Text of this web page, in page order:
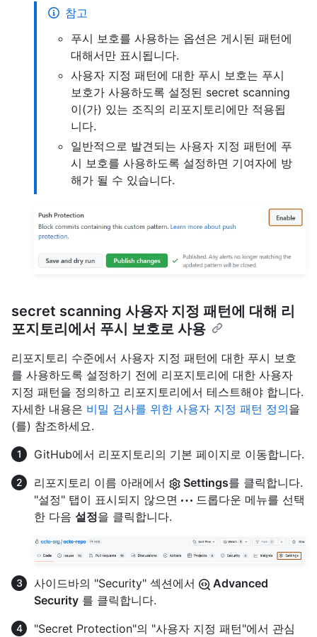
참고
푸시 보호를 사용하는 옵션은 게시된 패턴에
대해서만 표시됩니다.
사용자 지정 패턴에 대한 푸시 보호는 푸시
보호가 사용하도록 설정된 secret scanning
이(가) 있는 조직의 리포지토리에만 적용됩
니다.
일반적으로 발견되는 사용자 지정 패턴에 푸
시 보호를 사용하도록 설정하면 기여자에 방
해가 될 수 있습니다.
secret scanning 사용자 지정 패턴에 대해 리
포지토리에서 푸시 보호로 사용
리포지토리 수준에서 사용자 지정 패턴에 대한 푸시 보호
를 사용하도록 설정하기 전에 리포지토리에 대한 사용자
지정 패턴을 정의하고 리포지토리에서 테스트해야 합니다.
자세한 내용은 비밀 검사를 위한 사용자 지정 패턴 정의을
(를) 참조하세요.
GitHub에서 리포지토리의 기본 페이지로 이동합니다.
리포지토리 이름 아래에서
Settings를 클릭합니다.
"설정" 탭이 표시되지 않으면
드롭다운 메뉴를 선택
한 다음 설정을 클릭합니다.
사이드바의 "Security" 섹션에서
Advanced
Security 를 클릭합니다.
"Secret Protection"의 "사용자 지정 패턴"에서 관심